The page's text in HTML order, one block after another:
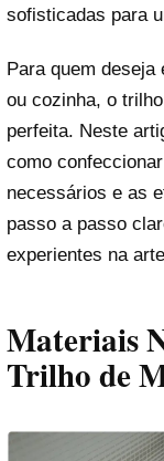
sofisticadas para
Para quem deseja
ou cozinha, o
perfeita. Neste
como
necessários e as
passo a passo
experientes na
Materiais
Trilho de